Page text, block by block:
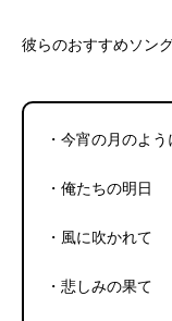
彼らのおすすめソン
・今宵の月のよう
・俺たちの明日
・風に吹かれて
・悲しみの果て